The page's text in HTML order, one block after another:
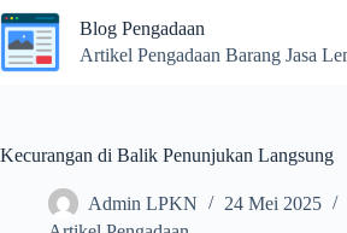
Skip
to
content
Blog Pengadaan
Artikel Pengadaan Barang Jasa
Kecurangan di Balik Penunjukan Langsung
Admin LPKN
24 Mei 2025